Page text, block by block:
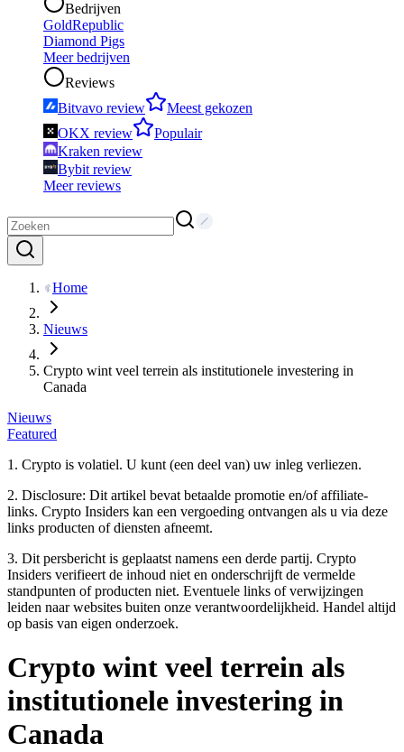
Bedrijven
GoldRepublic
Diamond Pigs
Meer bedrijven
Reviews
Bitvavo review
Meest gekozen
OKX review
Populair
Kraken review
Bybit review
Meer reviews
Home
Nieuws
Crypto wint veel terrein als institutionele investering in
Canada
Nieuws
Featured
1. Crypto is volatiel. U kunt (een deel van) uw inleg verliezen.
2. Disclosure: Dit artikel bevat betaalde promotie en/of affiliate-
links. Crypto Insiders kan een vergoeding ontvangen als u via deze
links producten of diensten afneemt.
3. Dit persbericht is geplaatst namens een derde partij. Crypto
Insiders verifieert de inhoud niet en onderschrijft de vermelde
standpunten of producten niet. Eventuele links of verwijzingen
leiden naar websites buiten onze verantwoordelijkheid. Handel altijd
op basis van eigen onderzoek.
Crypto wint veel terrein als
institutionele investering in
Canada